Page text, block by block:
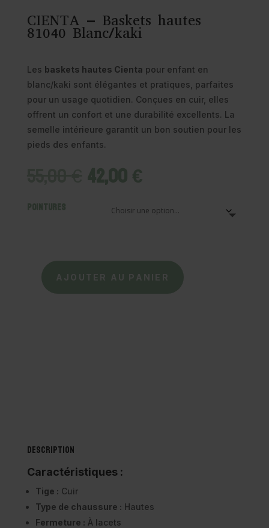
CIENTA – Baskets hautes
81040 Blanc/kaki
Les baskets hautes Cienta pour enfant en
blanc/kaki sont élégantes et pratiques, parfaites
pour un usage quotidien. Conçues en cuir, elles
offrent un confort et une durabilité excellents. La
semelle intérieure garantit un bon soutien pour les
pieds des enfants.
Le
prixinitial
était :
42,00€
actuel
est :
Pointures
quantitéAJOUTER AU PANIER
Description
Caractéristiques :
Tige : Cuir
Type de chaussure : Hautes
Fermeture : À lacets